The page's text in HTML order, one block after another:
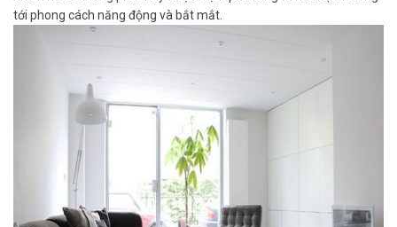
tới phong cách năng động và bắt mắt.